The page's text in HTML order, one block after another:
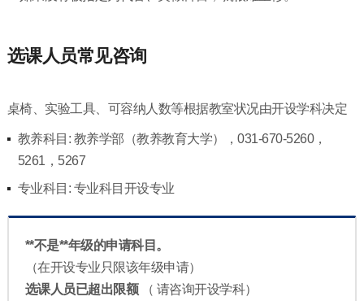
选课人员常见咨询
桌椅、实验工具、可容纳人数等根据教室状况由开设学科决定
教养科目: 教养学部（教养教育大学），031-670-5260，
5261，5267
专业科目: 专业科目开设专业
**不是**年级的申请科目。
（在开设专业只限该年级申请）
选课人员已超出限额（ 请咨询开设学科）